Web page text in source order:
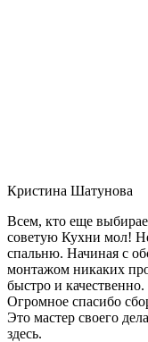
Кристина Шатунова
Всем, кто еще
советую Кухни мол!
спальню. Начиная с
монтажом никаких
быстро и
Огромное спасибо
Это мастер своего
здесь.